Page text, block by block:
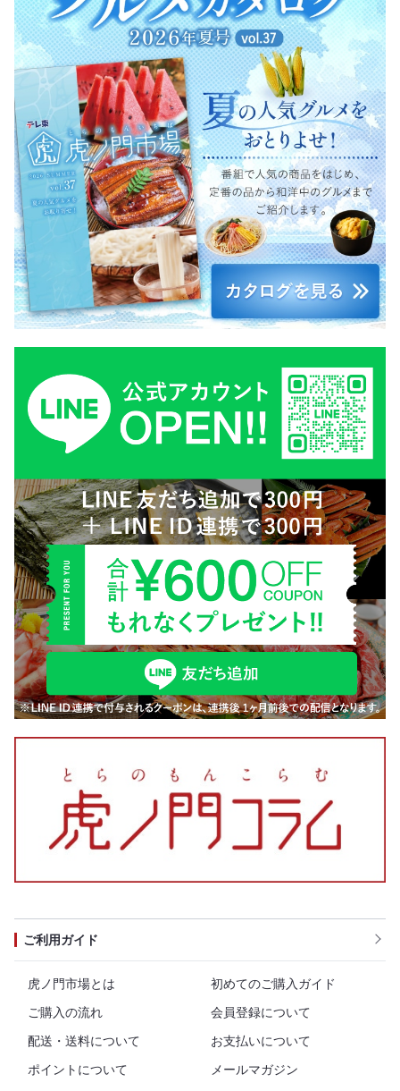
ご利用ガイド
虎ノ門市場とは
初めてのご購入ガイド
ご購入の流れ
会員登録について
配送・送料について
お支払いについて
ポイントについて
メールマガジン